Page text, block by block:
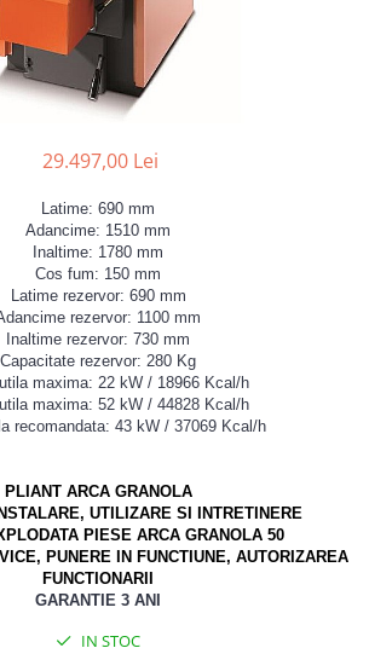
CLIMATIZARE
DE
29.497,00 Lei
Latime: 690 mm
Adancime: 1510 mm
Inaltime: 1780 mm
Cos fum: 150 mm
Latime rezervor: 690 mm
rezervor: 1100 mm
Inaltime rezervor: 730 mm
Capacitate rezervor: 280 Kg
maxima: 22 kW / 18966 Kcal/h
maxima: 52 kW / 44828 Kcal/h
recomandata: 43 kW / 37069 Kcal/h
PLIANT ARCA GRANOLA
UTILIZARE SI INTRETINERE
PIESE ARCA GRANOLA 50
PUNERE IN FUNCTIUNE, AUTORIZAREA
FUNCTIONARII
GARANTIE 3 ANI
IN STOC